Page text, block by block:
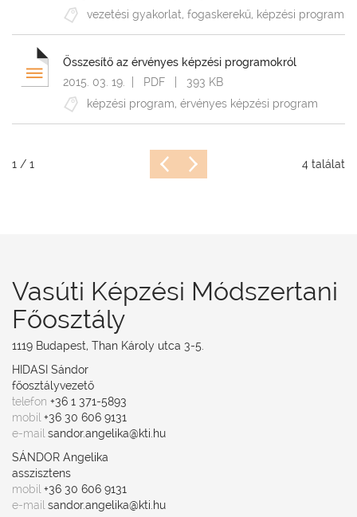
jogszabály
képzési
program
tájékoztató
FELTÖLTÉS
IDEJE
Bármikor
elmúlt
24
óra
1
hét
elmúlt
vezetési gyakorlat, fogaskerekű, képzési program
Összesítő az érvényes képzési programokról
2015. 03. 19.
| PDF | 393 KB
képzési program, érvényes képzési program
1 / 1
oldal
oldal
4 találat
Vasúti Képzési Módszertani
Főosztály
1119 Budapest, Than Károly utca 3-5.
HIDASI Sándor
főosztályvezető
telefon +36 1 371-5893
mobil +36 30 606 9131
e-mail sandor.angelika@kti.hu
SÁNDOR Angelika
asszisztens
mobil +36 30 606 9131
e-mail sandor.angelika@kti.hu